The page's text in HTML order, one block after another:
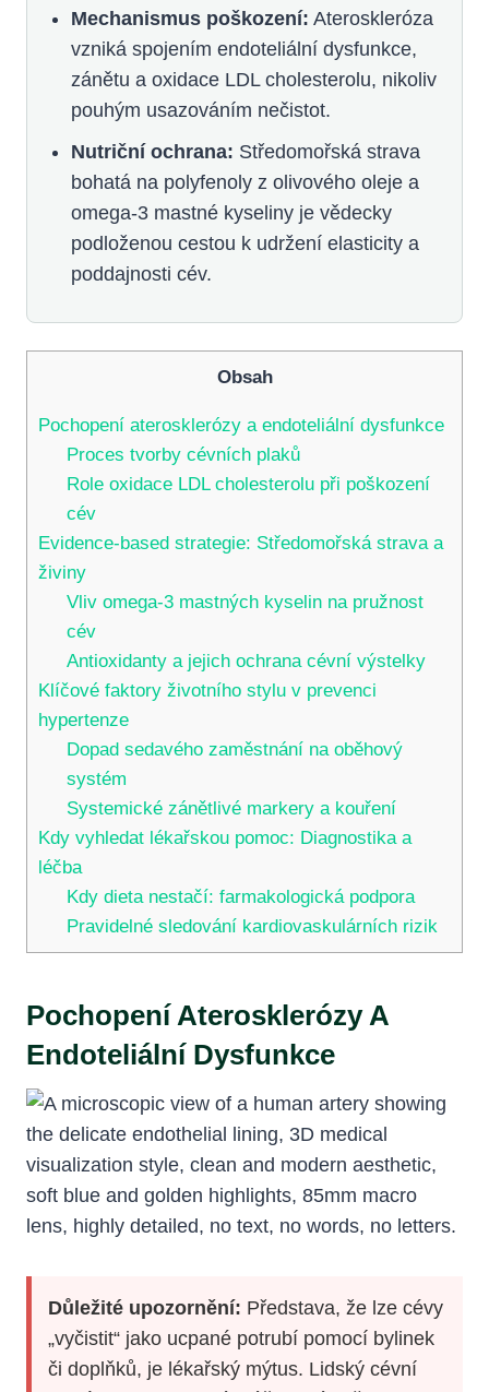
Mechanismus poškození: Ateroskleróza
vzniká spojením endoteliální dysfunkce,
zánětu a oxidace LDL cholesterolu, nikoliv
pouhým usazováním nečistot.
Nutriční ochrana: Středomořská strava
bohatá na polyfenoly z olivového oleje a
omega-3 mastné kyseliny je vědecky
podloženou cestou k udržení elasticity a
poddajnosti cév.
Obsah
Pochopení aterosklerózy a endoteliální dysfunkce
Proces tvorby cévních plaků
Role oxidace LDL cholesterolu při poškození
cév
Evidence-based strategie: Středomořská strava a
živiny
Vliv omega-3 mastných kyselin na pružnost
cév
Antioxidanty a jejich ochrana cévní výstelky
Klíčové faktory životního stylu v prevenci
hypertenze
Dopad sedavého zaměstnání na oběhový
systém
Systemické zánětlivé markery a kouření
Kdy vyhledat lékařskou pomoc: Diagnostika a
léčba
Kdy dieta nestačí: farmakologická podpora
Pravidelné sledování kardiovaskulárních rizik
Pochopení Aterosklerózy A
Endoteliální Dysfunkce
Důležité upozornění: Představa, že lze cévy
„vyčistit“ jako ucpané potrubí pomocí bylinek
či doplňků, je lékařský mýtus. Lidský cévní